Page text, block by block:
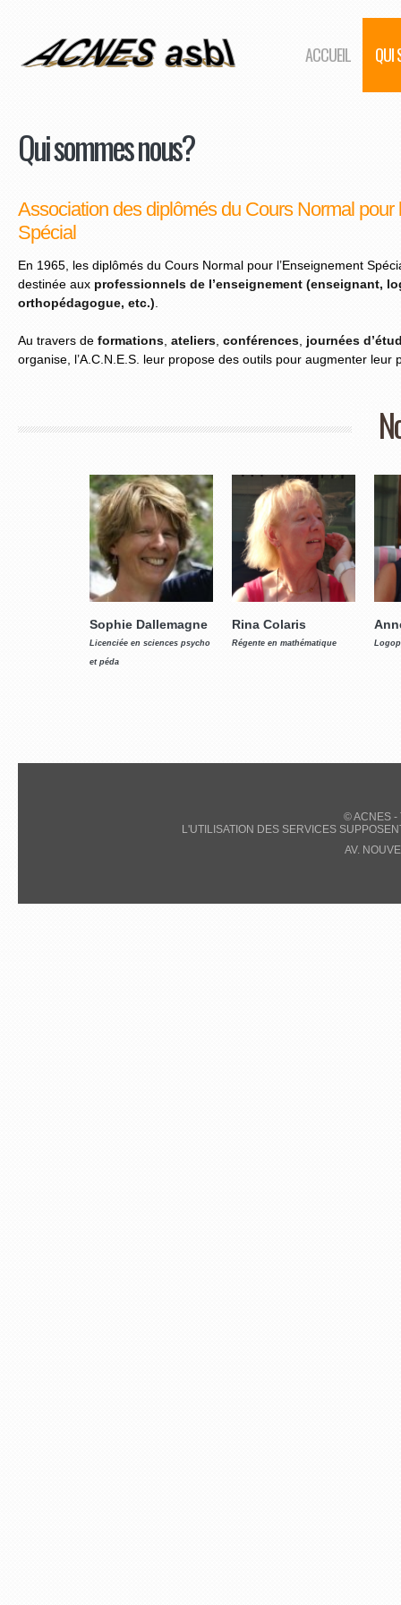
ACCUEIL QUI
Qui sommes nous?
Association des diplômés du Cours Normal pour
Spécial
En 1965, les diplômés du Cours Normal pour l’Enseignement
destinée aux professionnels de l’enseignement (enseignant,
orthopédagogue, etc.)
Au travers de formations ateliers conférences journées
organise, l’A.C.N.E.S. leur propose des outils pour augmenter leur
Sophie Dallemagne
Licenciée en sciences psycho
et péda
Rina Colaris
Régente en mathématique
© ACNES -
L'UTILISATION DES SERVICES
AV.